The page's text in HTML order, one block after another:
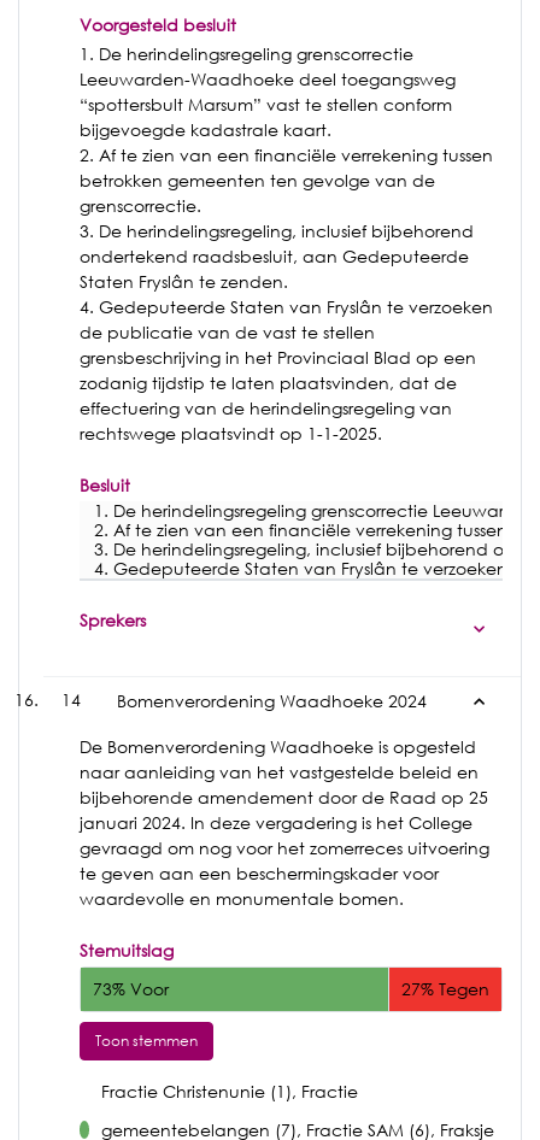
Voorgesteld besluit
1. De herindelingsregeling grenscorrectie
Leeuwarden-Waadhoeke deel toegangsweg
“spottersbult Marsum” vast te stellen conform
bijgevoegde kadastrale kaart.
2. Af te zien van een financiële verrekening tussen
betrokken gemeenten ten gevolge van de
grenscorrectie.
3. De herindelingsregeling, inclusief bijbehorend
ondertekend raadsbesluit, aan Gedeputeerde
Staten Fryslân te zenden.
4. Gedeputeerde Staten van Fryslân te verzoeken
de publicatie van de vast te stellen
grensbeschrijving in het Provinciaal Blad op een
zodanig tijdstip te laten plaatsvinden, dat de
effectuering van de herindelingsregeling van
rechtswege plaatsvindt op 1-1-2025.
Besluit
1. De herindelingsregeling grenscorrectie
2. Af te zien van een financiële verrekening tussen
3. De herindelingsregeling, inclusief bijbehorend
4. Gedeputeerde Staten van Fryslân te verzoeken
Sprekers
14 Bomenverordening Waadhoeke 2024
De Bomenverordening Waadhoeke is opgesteld
naar aanleiding van het vastgestelde beleid en
bijbehorende amendement door de Raad op 25
januari 2024. In deze vergadering is het College
gevraagd om nog voor het zomerreces uitvoering
te geven aan een beschermingskader voor
waardevolle en monumentale bomen.
Stemuitslag
73% Voor
27% Tegen
Toon stemmen
Fractie Christenunie (1), Fractie
gemeentebelangen (7), Fractie SAM (6), Fraksje